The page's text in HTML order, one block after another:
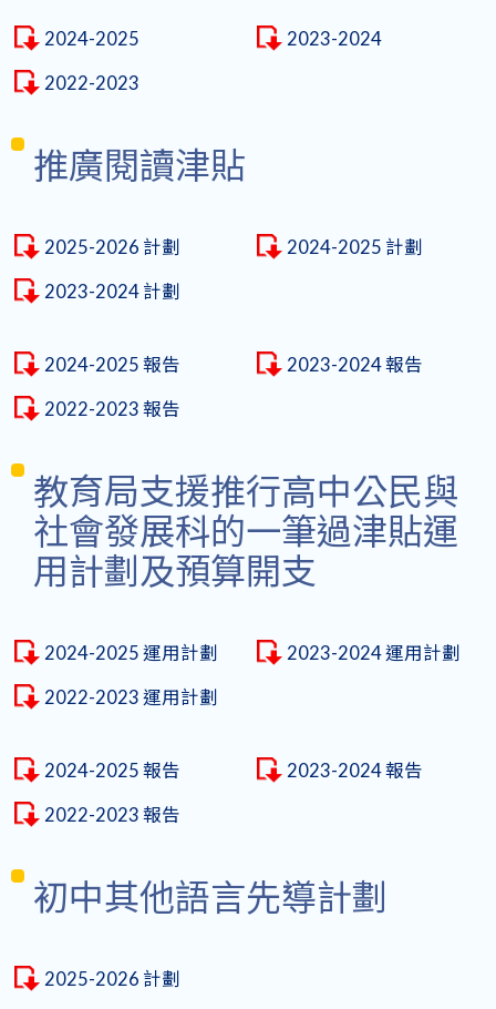
2024-2025
2023-2024
2022-2023
推廣閱讀津貼
2025-2026 計劃
2024-2025 計劃
2023-2024 計劃
2024-2025 報告
2023-2024 報告
2022-2023 報告
教育局支援推行高中公民與
社會發展科的一筆過津貼運
用計劃及預算開支
2024-2025 運用計劃
2023-2024 運用計劃
2022-2023 運用計劃
2024-2025 報告
2023-2024 報告
2022-2023 報告
初中其他語言先導計劃
2025-2026 計劃